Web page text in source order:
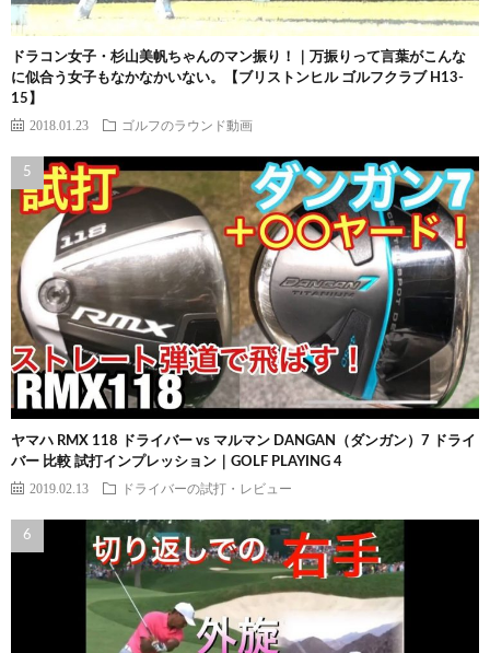
ドラコン女子・杉山美帆ちゃんのマン振り！｜万振りって言葉がこんな
に似合う女子もなかなかいない。【ブリストンヒル ゴルフクラブ H13-
15】
2018.01.23 ゴルフのラウンド動画
ヤマハ RMX 118 ドライバー vs マルマン DANGAN（ダンガン）7 ドライ
バー 比較 試打インプレッション｜GOLF PLAYING 4
2019.02.13 ドライバーの試打・レビュー